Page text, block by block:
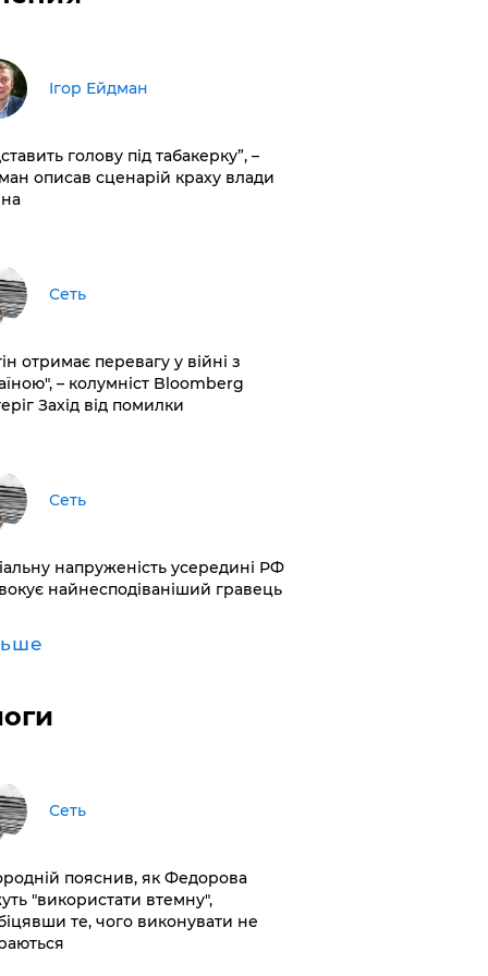
Ігор Ейдман
голову під табакерку”, –
описав сценарій краху влади
Сеть
отримає перевагу у війні з
– колумніст Bloomberg
Захід від помилки
Сеть
напруженість усередині РФ
найнесподіваніший гравець
Сеть
пояснив, як Федорова
"використати втемну",
те, чого виконувати не